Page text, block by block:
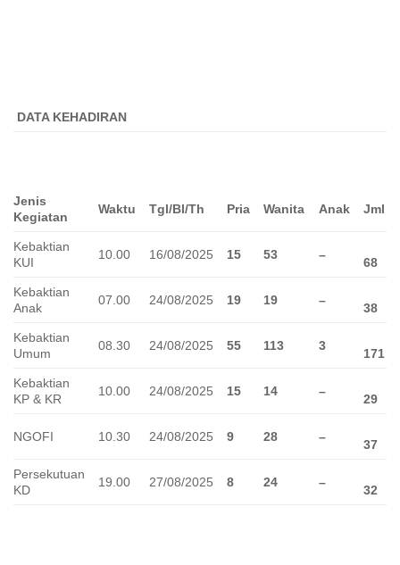
DATA KEHADIRAN
Jenis
Kegiatan
Waktu Tgl/Bl/Th Pria Wanita Anak Jml
Kebaktian
KUI
10.00 16/08/2025 15 53 –
68
Kebaktian
Anak
07.00 24/08/2025 19 19 –
38
Kebaktian
Umum
08.30 24/08/2025 55 113 3
171
Kebaktian
KP & KR
10.00 24/08/2025 15 14 –
29
NGOFI 10.30 24/08/2025 9 28 –
37
Persekutuan
KD
19.00 27/08/2025 8 24 –
32